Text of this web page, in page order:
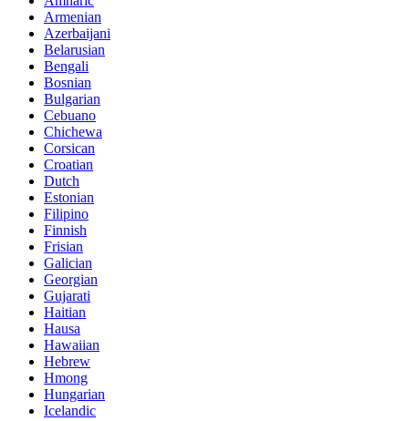
Armenian
Azerbaijani
Belarusian
Bengali
Bosnian
Bulgarian
Cebuano
Chichewa
Corsican
Croatian
Dutch
Estonian
Filipino
Finnish
Frisian
Galician
Georgian
Gujarati
Haitian
Hausa
Hawaiian
Hebrew
Hmong
Hungarian
Icelandic